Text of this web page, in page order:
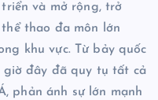
và mở rộng, trở
thao đa môn lớn
khu vực. Từ bảy quốc
giờ đây đã quy tụ tất cả
phản ánh sự lớn mạnh